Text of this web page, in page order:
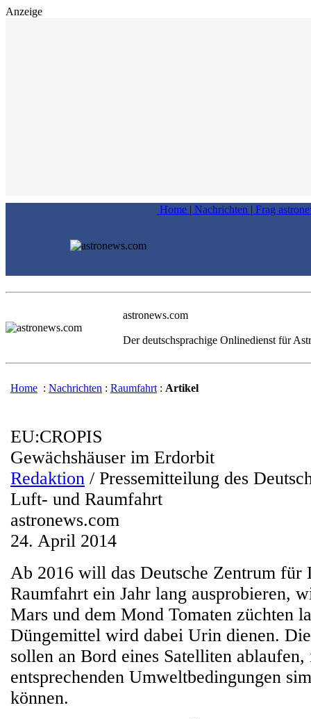
Anzeige
Home | Nachrichten | Frag
astronews.com
Der deutschsprachige Onlinedienst für
Home : Nachrichten : Raumfahrt : Artikel
EU:CROPIS
Gewächshäuser im Erdorbit
Redaktion / Pressemitteilung des
Luft- und Raumfahrt
astronews.com
24. April 2014
Ab 2016 will das Deutsche Zentrum für
Raumfahrt ein Jahr lang ausprobieren,
Mars und dem Mond Tomaten züchten
Düngemittel wird dabei Urin dienen.
sollen an Bord eines Satelliten
entsprechenden Umweltbedingungen
können.